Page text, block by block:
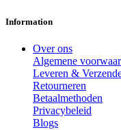
Information
Over ons
Algemene
Leveren &
Retourneren
Betaalmethoden
Privacybeleid
Blogs